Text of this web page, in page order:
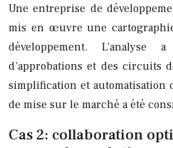
Une entreprise de
mis en œuvre une
développement.
d’approbations et des circuits
simplification et automatisation
de mise sur le marché a été
Cas 2: collaboration